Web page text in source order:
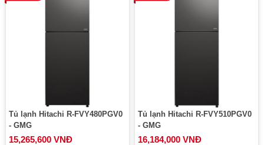
Tủ lạnh Hitachi R-FVY480PGV0
- GMG
15,265,600 VNĐ
Tủ lạnh Hitachi R-FVY510PGV0
- GMG
16,184,000 VNĐ